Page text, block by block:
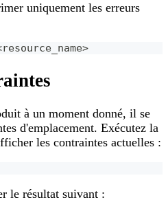
uniquement les erreurs
resource_name>
à un moment donné, il se
d'emplacement. Exécutez la
les contraintes actuelles :
le résultat suivant :